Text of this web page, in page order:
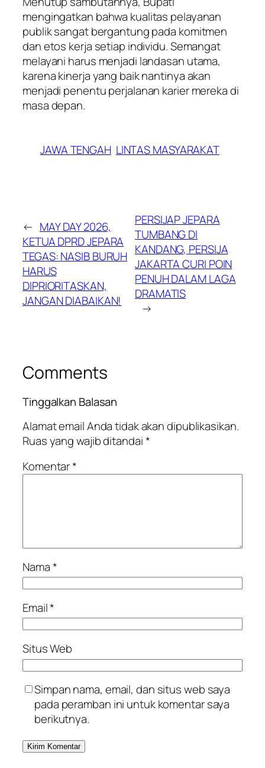
mengingatkan bahwa kualitas pelayanan
publik sangat bergantung pada komitmen
dan etos kerja setiap individu. Semangat
melayani harus menjadi landasan utama,
karena kinerja yang baik nantinya akan
menjadi penentu perjalanan karier mereka di
masa depan.
JAWA TENGAH LINTAS MASYARAKAT
← MAY DAY 2026,
KETUA DPRD JEPARA
TEGAS: NASIB BURUH
HARUS
DIPRIORITASKAN,
JANGAN DIABAIKAN!
PERSIJAP JEPARA
TUMBANG DI
KANDANG, PERSIJA
JAKARTA CURI POIN
PENUH DALAM LAGA
DRAMATIS
→
Comments
Tinggalkan Balasan
Alamat email Anda tidak akan dipublikasikan.
Ruas yang wajib ditandai*
Komentar*
Nama*
Email*
Situs Web
Simpan nama, email, dan situs web saya
pada peramban ini untuk komentar saya
berikutnya.